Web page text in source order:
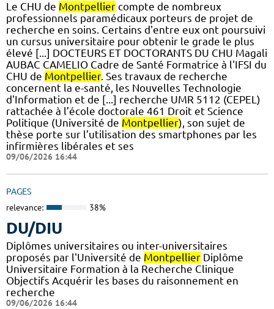
Le CHU de Montpellier compte de nombreux
professionnels paramédicaux porteurs de projet de
recherche en soins. Certains d'entre eux ont poursuivi
un cursus universitaire pour obtenir le grade le plus
élevé [...] DOCTEURS ET DOCTORANTS DU CHU Magali
AUBAC CAMELIO Cadre de Santé Formatrice à l'IFSI du
CHU de Montpellier. Ses travaux de recherche
concernent la e-santé, les Nouvelles Technologie
d'Information et de [...] recherche UMR 5112 (CEPEL)
rattachée à l’école doctorale 461 Droit et Science
Politique (Université de Montpellier), son sujet de
thèse porte sur l’utilisation des smartphones par les
infirmières libérales et ses
09/06/2026 16:44
PAGES
relevance: 38%
DU/DIU
Diplômes universitaires ou inter-universitaires
proposés par l'Université de Montpellier Diplôme
Universitaire Formation à la Recherche Clinique
Objectifs Acquérir les bases du raisonnement en
recherche
09/06/2026 16:44